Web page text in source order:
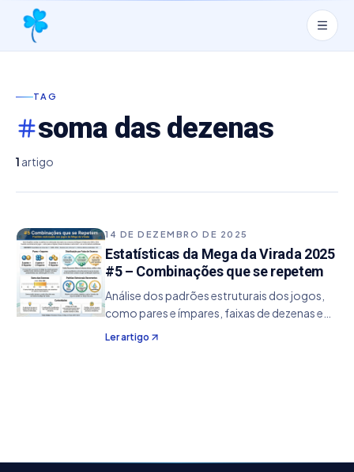
TAG
soma das dezenas
1 artigo
14 DE DEZEMBRO DE 2025
Estatísticas da Mega da Virada 2025
#5 – Combinações que se repetem
Análise dos padrões estruturais dos jogos,
como pares e ímpares, faixas de dezenas e
soma total, mostrando que a estrutura do
jogo se repete mais do que os números.
Ler artigo